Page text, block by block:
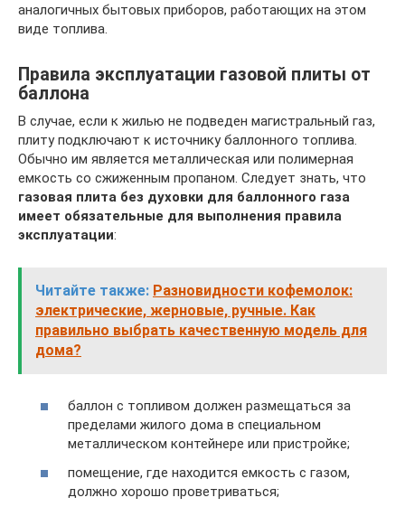
аналогичных бытовых приборов, работающих на этом
виде топлива.
Правила эксплуатации газовой плиты от
баллона
В случае, если к жилью не подведен магистральный газ,
плиту подключают к источнику баллонного топлива.
Обычно им является металлическая или полимерная
емкость со сжиженным пропаном. Следует знать, что
газовая плита без духовки для баллонного газа
имеет обязательные для выполнения правила
эксплуатации:
Читайте также: Разновидности кофемолок:
электрические, жерновые, ручные. Как
правильно выбрать качественную модель для
дома?
баллон с топливом должен размещаться за
пределами жилого дома в специальном
металлическом контейнере или пристройке;
помещение, где находится емкость с газом,
должно хорошо проветриваться;